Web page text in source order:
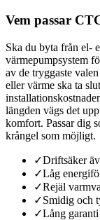
Vem passar
Ska du byta från el-
värmepumpsystem
av de tryggaste
eller värme ska ta
längden vägs det
komfort. Passar dig
krångel som möjligt.
✓Driftsäker
✓Låg
✓Rejäl
✓Smidig och
✓Lång